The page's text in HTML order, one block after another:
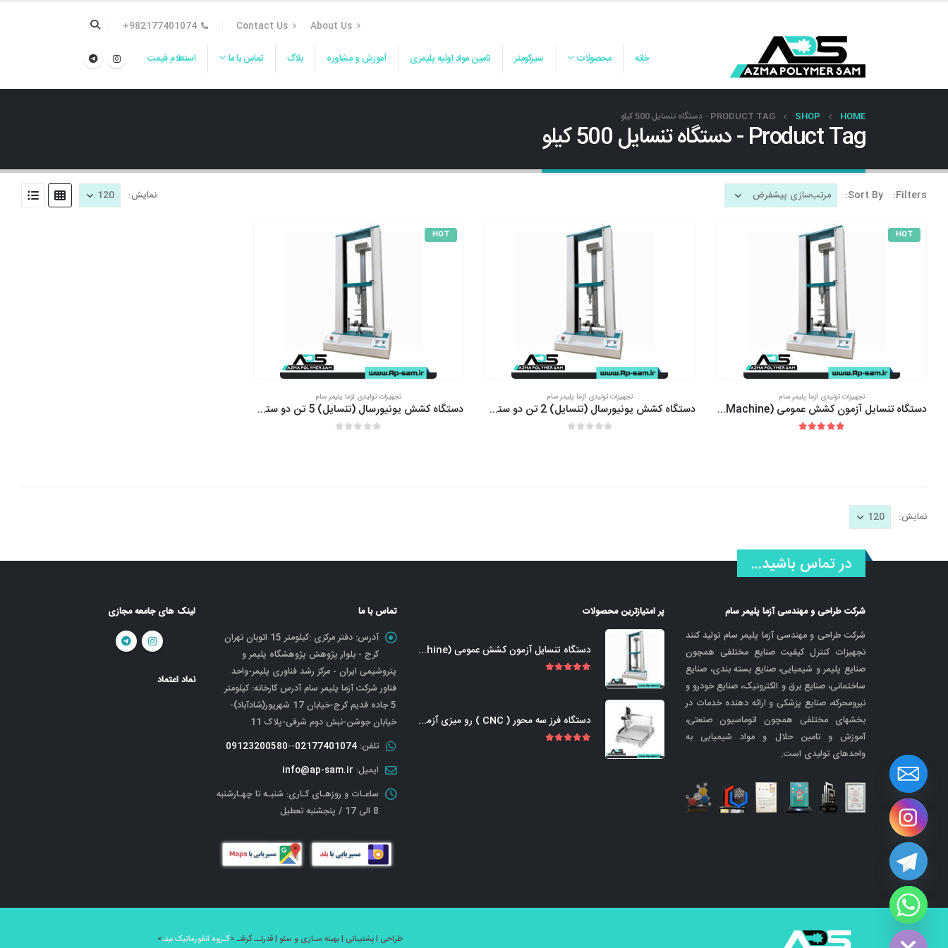
About Us
Contact Us
982177401074+
خانه محصولات سیرکومتر تامین مواد اولیه پلیمری آموزش و مشاوره بلاگ تماس با ما استعلام قیمت
HOME
SHOP
PRODUCT TAG - دستگاه تنسایل 500 کیلو
Product Tag - دستگاه تنسایل 500 کیلو
Filters:
Sort By: نمایش:
HOT
تجهیزات تولیدی آزما پلیمر سام
دستگاه تنسایل آزمون کشش عمومی (Universal Tensile Testing Machine)
تجهیزات تولیدی آزما پلیمر سام
دستگاه کشش یونیورسال (تنسایل) 2 تن دو ستون (۲۰۰۰ کیلو)
HOT
تجهیزات تولیدی آزما پلیمر سام
دستگاه کشش یونیورسال (تنسایل) 5 تن دو ستون (5000 کیلو)
نمایش:
در تماس باشید...
شرکت طراحی و مهندسی آزما پلیمر سام
شرکت طراحی و مهندسی آزما پلیمر سام تولید کنند
تجهیزات کنترل کیفیت صنایع مختلفی همچون
صنایع پلیمر و شیمیایی، صنایع بسته بندی، صنایع
ساختمانی، صنایع برق و الکترونیک، صنایع خودرو و
نیرومحرکه، صنایع پزشکی و ارائه دهنده خدمات در
بخشهای مختلفی همچون اتوماسیون صنعتی،
آموزش و تامین حلال و مواد شیمیایی به
واحدهای تولیدی است.
پر امتیازترین محصولات
دستگاه تنسایل آزمون کشش عمومی (Universal Tensile Testing Machine)
دستگاه فرز سه محور ( CNC ) رو میزی آزمایشگاهی-صنعتی
تماس با ما
آدرس:
دفتر مرکزی :کیلومتر 15 اتوبان تهران
کرج - بلوار پژوهش پژوهشگاه پلیمر و
پتروشیمی ایران - مرکز رشد فناوری پلیمر-واحد
فناور شرکت آزما پلیمر سام آدرس کارخانه: کیلومتر
5 جاده قدیم کرج-خیابان 17 شهریور(شادآباد)-
خیابان جوشن-نبش دوم شرقی-پلاک 11
تلفن: 02177401074
--
09123200580
ایمیل: info@ap-sam.ir
ساعـات و روزهـای کـاری: شنبـه تا چهـارشنبه
8 الی 17 / پنجشنبه تعطیل
لینک های جامعه مجازی
نماد اعتماد
طراحی l پشتیبانی l بهینه سـازی و سئو l قدرتــ گرفتـ < گـروه انفورماتیک بیتـ>
Hide